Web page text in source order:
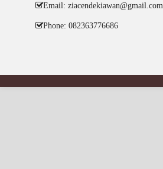
Email: ziacendekiawan@gmail.com
Phone: 082363776686